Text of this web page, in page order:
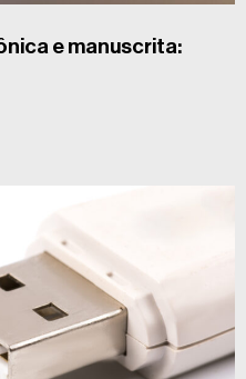
e manuscrita: